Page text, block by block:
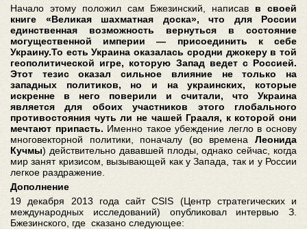
Начало этому положил сам Бжезинский, написав в своей
книге «Великая шахматная доска», что для России
единственная возможность вернуться в состояние
могущественной империи — присоединить к себе
Украину.То есть Украина оказалась сродни джокеру в той
геополитической игре, которую Запад ведет с Россией.
Этот тезис оказал сильное влияние не только на
западных политиков, но и на украинских, которые
искренне в него поверили и считали, что Украина
является для обоих участников этого глобального
противостояния чуть ли не чашей Грааля, к которой они
мечтают припасть. Именно такое убеждение легло в основу
многовекторной политики, поначалу (во времена Леонида
Кучмы) действительно дававшей плоды, однако сейчас, когда
мир занят кризисом, вызывающей как у Запада, так и у России
легкое раздражение.
Дополнение
19 декабря 2013 года сайт CSIS (Центр стратегических и
международных исследований) опубликовал интервью З.
Бжезинского, где сказано следующее: